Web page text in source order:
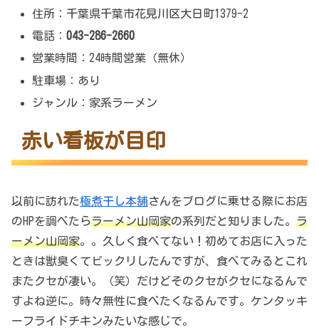
住所：千葉県千葉市花見川区大日町1379-2
電話：043-286-2660
営業時間：24時間営業（無休）
駐車場：あり
ジャンル：家系ラーメン
赤い看板が目印
以前に訪れた極煮干し本舗さんをブログに乗せる際にお店
のHPを調べたらラーメン山岡家の系列だと知りました。 ラ
ーメン山岡家。。久しく食べてない！初めてお店に入った
ときは獣臭くてビックリしたんですが、食べてみるとこれ
またクセが凄い。（笑）だけどそのクセがクセになるんで
すよね逆に。時々無性に食べたくなるんです。ケンタッキ
ーフライドチキンみたいな感じで。